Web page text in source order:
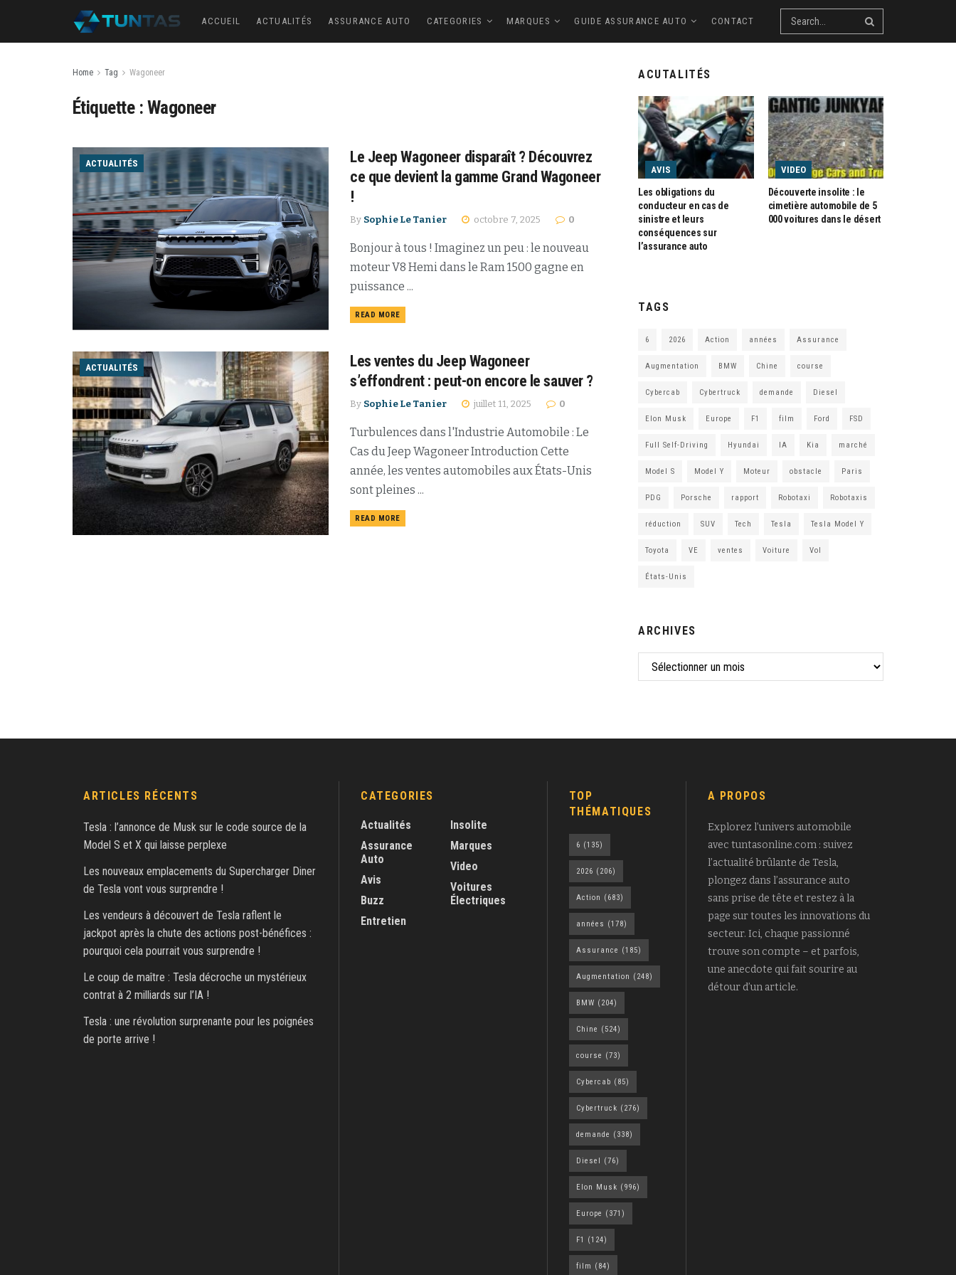
ACCUEIL ACTUALITÉS ASSURANCE AUTO CATEGORIES MARQUES GUIDE ASSURANCE AUTO CONTACT
Home Tag Wagoneer
Étiquette : Wagoneer
ACTUALITÉS
Le Jeep Wagoneer disparaît ? Découvrez
ce que devient la gamme Grand Wagoneer
!
By Sophie Le Tanier octobre 7, 2025 0
Bonjour à tous ! Imaginez un peu : le nouveau
moteur V8 Hemi dans le Ram 1500 gagne en
puissance ...
READ MORE
ACTUALITÉS
Les ventes du Jeep Wagoneer
s’effondrent : peut-on encore le sauver ?
By Sophie Le Tanier juillet 11, 2025 0
Turbulences dans l'Industrie Automobile : Le
Cas du Jeep Wagoneer Introduction Cette
année, les ventes automobiles aux États-Unis
sont pleines ...
READ MORE
ACUTALITÉS
AVIS
Les obligations du
conducteur en cas de
sinistre et leurs
conséquences sur
l’assurance auto
VIDEO
Découverte insolite : le
cimetière automobile de 5
000 voitures dans le désert
TAGS
6 2026 Action années Assurance
Augmentation BMW Chine course
Cybercab Cybertruck demande Diesel
Elon Musk Europe F1 film Ford FSD
Full Self-Driving Hyundai IA Kia marché
Model S Model Y Moteur obstacle Paris
PDG Porsche rapport Robotaxi Robotaxis
réduction SUV Tech Tesla Tesla Model Y
Toyota VE ventes Voiture Vol
États-Unis
ARCHIVES
ARTICLES RÉCENTS
Tesla : l’annonce de Musk sur le code source de la
Model S et X qui laisse perplexe
Les nouveaux emplacements du Supercharger Diner
de Tesla vont vous surprendre !
Les vendeurs à découvert de Tesla raflent le
jackpot après la chute des actions post-bénéfices :
pourquoi cela pourrait vous surprendre !
Le coup de maître : Tesla décroche un mystérieux
contrat à 2 milliards sur l’IA !
Tesla : une révolution surprenante pour les poignées
de porte arrive !
CATEGORIES
Actualités
Assurance
Auto
Avis
Buzz
Entretien
Insolite
Marques
Video
Voitures
Électriques
TOP
THÉMATIQUES
6 (135)
2026 (206)
Action (683)
années (178)
Assurance (185)
Augmentation (248)
BMW (204)
Chine (524)
course (73)
Cybercab (85)
Cybertruck (276)
demande (338)
Diesel (76)
Elon Musk (996)
Europe (371)
F1 (124)
film (84)
A PROPOS
Explorez l’univers automobile
avec tuntasonline.com : suivez
l’actualité brûlante de Tesla,
plongez dans l’assurance auto
sans prise de tête et restez à la
page sur toutes les innovations du
secteur. Ici, chaque passionné
trouve son compte – et parfois,
une anecdote qui fait sourire au
détour d’un article.